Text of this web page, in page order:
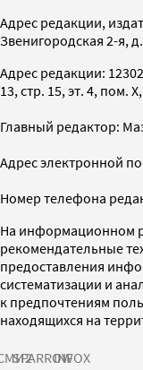
Адрес редакции,
Звенигородская 2-я,
Адрес редакции:
13, стр. 15, эт. 4, пом.
Главный редактор:
Адрес электронной
Номер телефона
На информационном
рекомендательные
предоставления
систематизации и
к предпочтениям
находящихся на
SPARROWINFOX